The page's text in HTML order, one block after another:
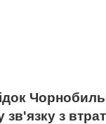
зв'язку з